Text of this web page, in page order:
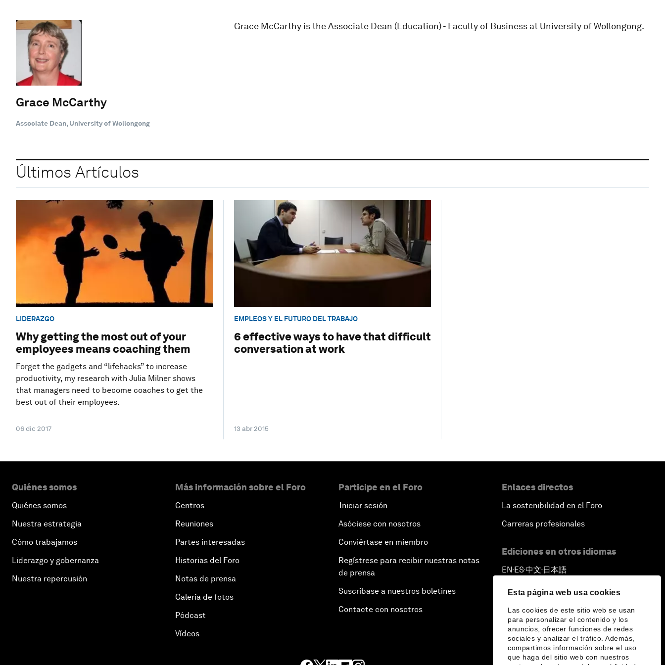
Esta página web usa cookies
Las cookies de este sitio web se usan
para personalizar el contenido y los
anuncios, ofrecer funciones de redes
sociales y analizar el tráfico. Además,
compartimos información sobre el uso
que haga del sitio web con nuestros
Grace McCarthy
Associate Dean, University of Wollongong
Grace McCarthy is the Associate Dean (Education) - Faculty of Business at University of Wollongong.
Últimos Artículos
LIDERAZGO
Why getting the most out of your
employees means coaching them
Forget the gadgets and “lifehacks” to increase
productivity, my research with Julia Milner shows
that managers need to become coaches to get the
best out of their employees.
06 dic 2017
EMPLEOS Y EL FUTURO DEL TRABAJO
6 effective ways to have that difficult
conversation at work
13 abr 2015
Quiénes somos
Quiénes somos
Nuestra estrategia
Cómo trabajamos
Liderazgo y gobernanza
Nuestra repercusión
Más información sobre el Foro
Centros
Reuniones
Partes interesadas
Historias del Foro
Notas de prensa
Galería de fotos
Pódcast
Vídeos
Participe en el Foro
Iniciar sesión
Asóciese con nosotros
Conviértase en miembro
Regístrese para recibir nuestras notas
de prensa
Suscríbase a nuestros boletines
Contacte con nosotros
Enlaces directos
La sostenibilidad en el Foro
Carreras profesionales
Ediciones en otros idiomas
EN ▪ ES▪中文▪ 日本語